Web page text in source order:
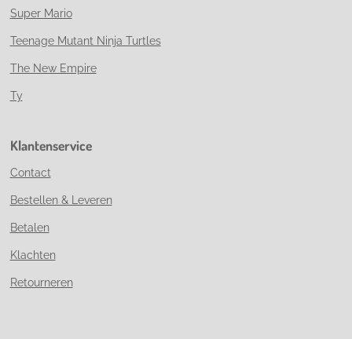
Super Mario
Teenage Mutant Ninja Turtles
The New Empire
Ty
Klantenservice
Contact
Bestellen & Leveren
Betalen
Klachten
Retourneren